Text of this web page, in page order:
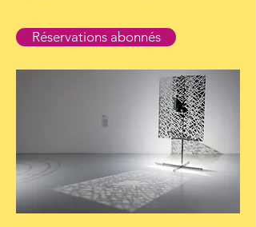
Réservations abonnés